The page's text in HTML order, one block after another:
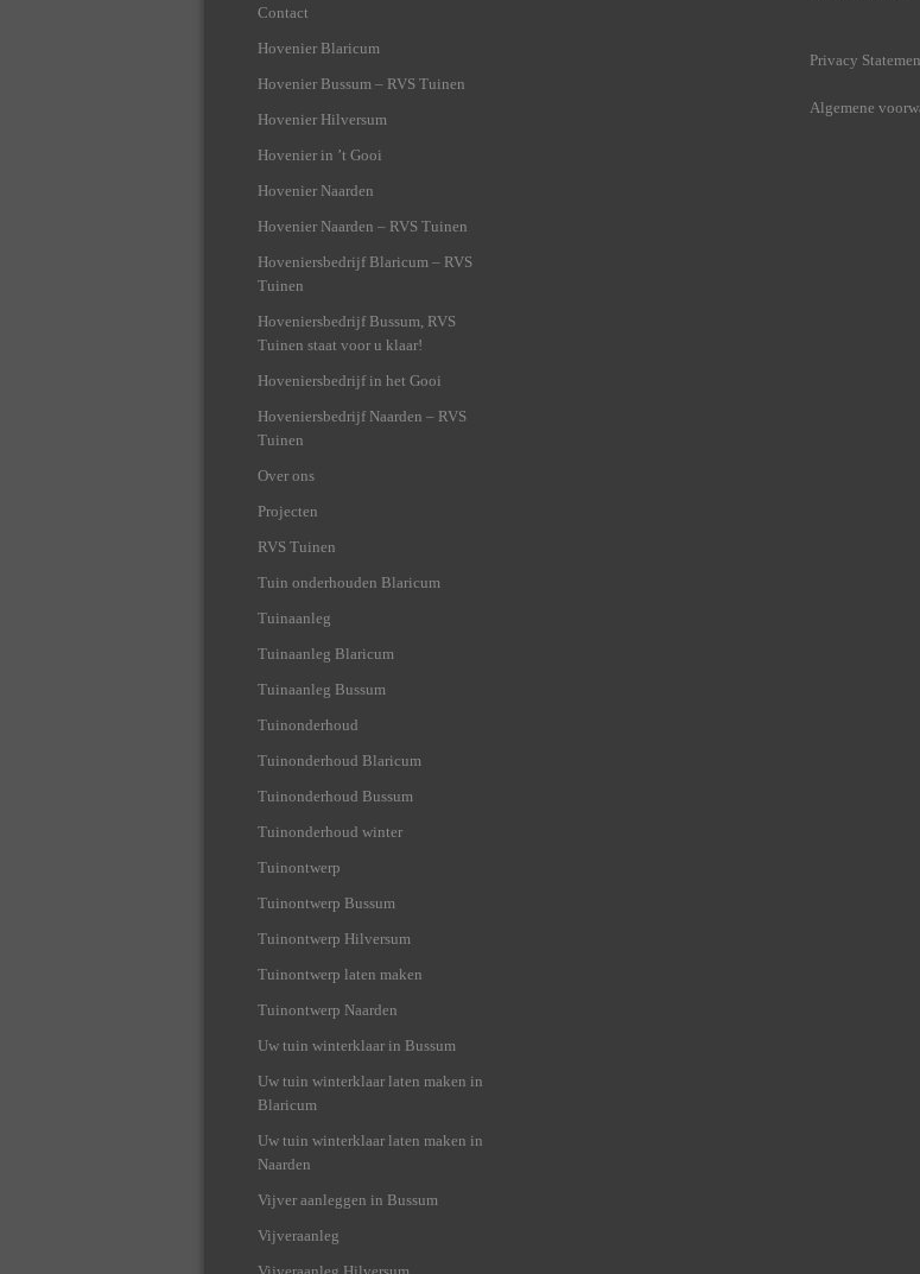
Contact
Hovenier Blaricum
Hovenier Bussum – RVS Tuinen
Hovenier Hilversum
Hovenier in ’t Gooi
Hovenier Naarden
Hovenier Naarden – RVS Tuinen
Hoveniersbedrijf Blaricum – RVS
Tuinen
Hoveniersbedrijf Bussum, RVS
Tuinen staat voor u klaar!
Hoveniersbedrijf in het Gooi
Hoveniersbedrijf Naarden – RVS
Tuinen
Over ons
Projecten
RVS Tuinen
Tuin onderhouden Blaricum
Tuinaanleg
Tuinaanleg Blaricum
Tuinaanleg Bussum
Tuinonderhoud
Tuinonderhoud Blaricum
Tuinonderhoud Bussum
Tuinonderhoud winter
Tuinontwerp
Tuinontwerp Bussum
Tuinontwerp Hilversum
Tuinontwerp laten maken
Tuinontwerp Naarden
Uw tuin winterklaar in Bussum
Uw tuin winterklaar laten maken in
Blaricum
Uw tuin winterklaar laten maken in
Naarden
Vijver aanleggen in Bussum
Vijveraanleg
Privacy
Algemene